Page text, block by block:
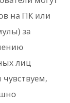
на ПК или
за
лиц